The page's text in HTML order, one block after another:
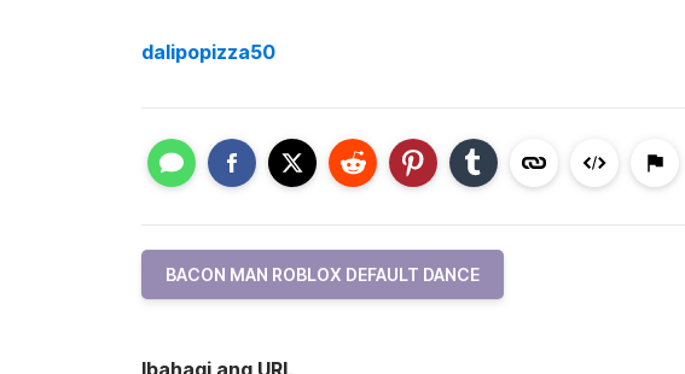
dalipopizza50
BACON MAN ROBLOX DEFAULT DANCE
Ibahagi ang URL